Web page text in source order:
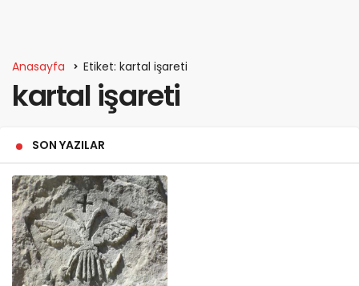
Anasayfa Etiket: kartal işareti
kartal işareti
SON YAZILAR